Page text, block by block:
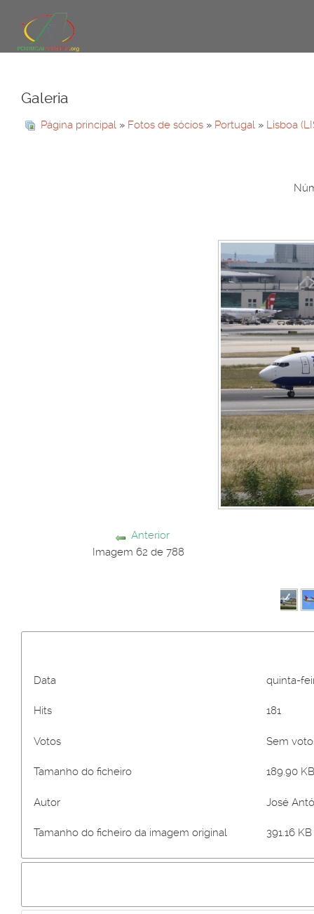
Galeria
Página principal » Fotos de sócios » Portugal » Lisboa
Anterior
Imagem 62 de 788
Data quinta-
Hits 181
Votos Sem
Tamanho do ficheiro 189.90
Autor José
Tamanho do ficheiro da imagem original 391.16